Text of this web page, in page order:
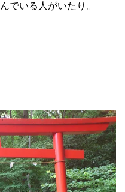
でいる人がいたり。